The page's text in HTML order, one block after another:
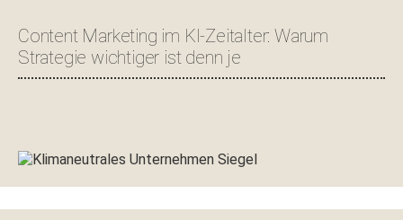
Content Marketing im KI-Zeitalter: Warum
Strategie wichtiger ist denn je